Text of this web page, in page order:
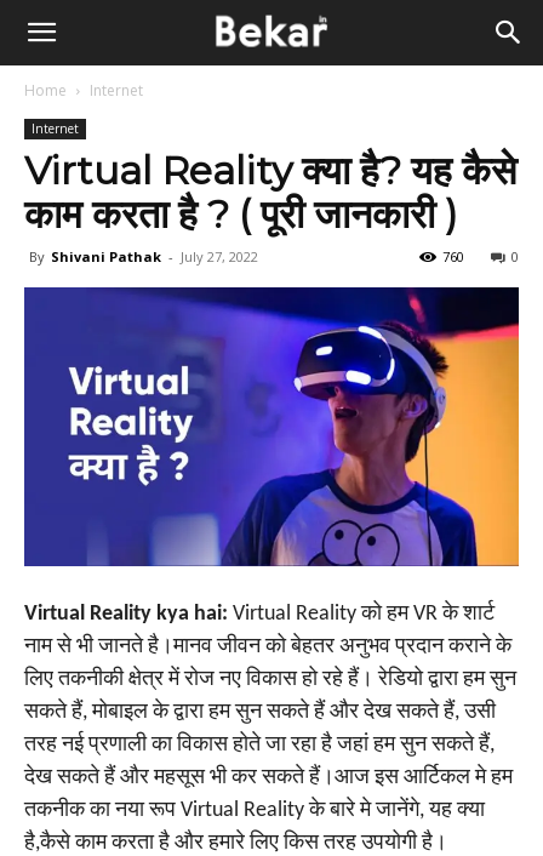
Home Internet
Internet
Virtual Reality क्या है? यह कैसे
काम करता है ? ( पूरी जानकारी )
By Shivani Pathak - July 27, 2022 0
760
Virtual Reality kya hai: Virtual Reality को हम VR के शार्ट
नाम से भी जानते है।मानव जीवन को बेहतर अनुभव प्रदान कराने के
लिए तकनीकी क्षेत्र में रोज नए विकास हो रहे हैं। रेडियो द्वारा हम सुन
सकते हैं, मोबाइल के द्वारा हम सुन सकते हैं और देख सकते हैं, उसी
तरह नई प्रणाली का विकास होते जा रहा है जहां हम सुन सकते हैं,
देख सकते हैं और महसूस भी कर सकते हैं।आज इस आर्टिकल मे हम
तकनीक का नया रूप Virtual Reality के बारे मे जानेंगे, यह क्या
है,कैसे काम करता है और हमारे लिए किस तरह उपयोगी है।